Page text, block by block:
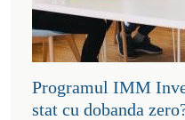
Programul IMM
stat cu dobanda